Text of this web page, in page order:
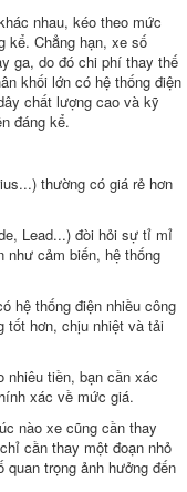
nhau, kéo theo mức
kể. Chẳng hạn, xe số
ga, do đó chi phí thay thế
khối lớn có hệ thống điện
chất lượng cao và kỹ
đáng kể.
thường có giá rẻ hơn
Lead...) đòi hỏi sự tỉ mỉ
như cảm biến, hệ thống
hệ thống điện nhiều công
tốt hơn, chịu nhiệt và tải
nhiêu tiền, bạn cần xác
xác về mức giá.
nào xe cũng cần thay
cần thay một đoạn nhỏ
trọng ảnh hưởng đến